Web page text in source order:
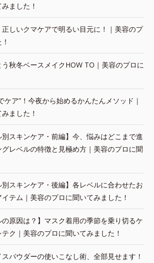
ました！
正しいクマケアで明るい目元に！｜美容のプ
秋冬ベースメイクHOW TO｜美容のプロに
ケア”！今夜から始めるかんたんメソッド｜
ました！
別スキンケア・前編】今、悩みはどこまで進
レベルの特徴と見極め方｜美容のプロに聞
別スキンケア・後編】各レベルに合わせたお
テム｜美容のプロに聞いてみました！
の原因は？】マスク着用の季節を乗り切るケ
ク｜美容のプロに聞いてみました！
スパウダーの使いこなし術、全部見せます！